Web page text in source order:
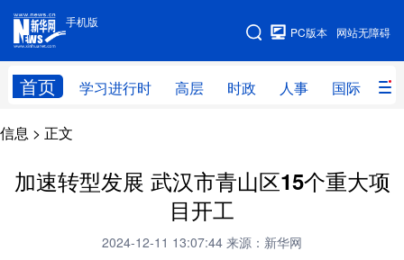
手机版
网站无障碍
PC版本
首页 学习进行时 高层 时政 人事 国际 财
手机版
网站地图
学习进行时
国际 财经 网评 港澳
思客智库
科创 量子
信息 > 正文
加速转型发展 武汉市青山区15个重大项
目开工
2024-12-11 13:07:44 来源：新华网